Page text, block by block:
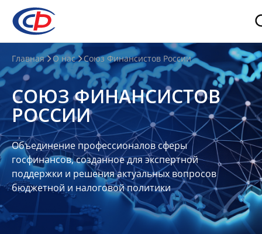
О
нас
О
СФР
Совет
Союза
Участники
Планы
отчеты
Главная О нас Союз Финансистов России
СОЮЗ ФИНАНСИСТОВ
РОССИИ
Объединение профессионалов сферы
госфинансов, созданное для экспертной
поддержки и решения актуальных вопросов
бюджетной и налоговой политики